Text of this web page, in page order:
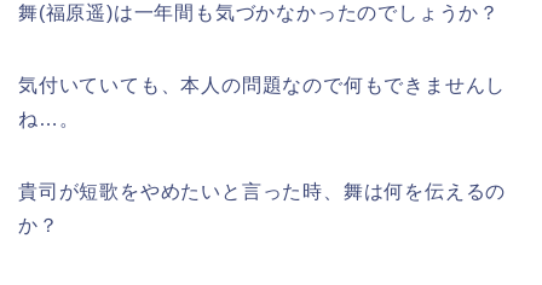
舞(福原遥)は一年間も気づかなかったのでしょうか？
気付いていても、本人の問題なので何もできませんし
ね…。
貴司が短歌をやめたいと言った時、舞は何を伝えるの
か？